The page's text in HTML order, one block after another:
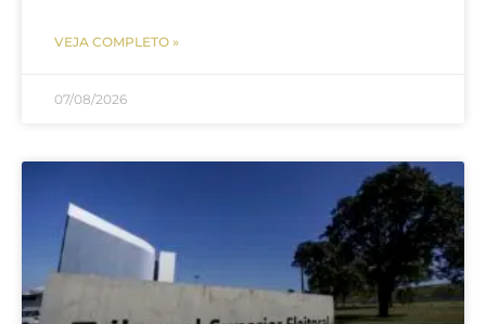
VEJA COMPLETO »
07/08/2026